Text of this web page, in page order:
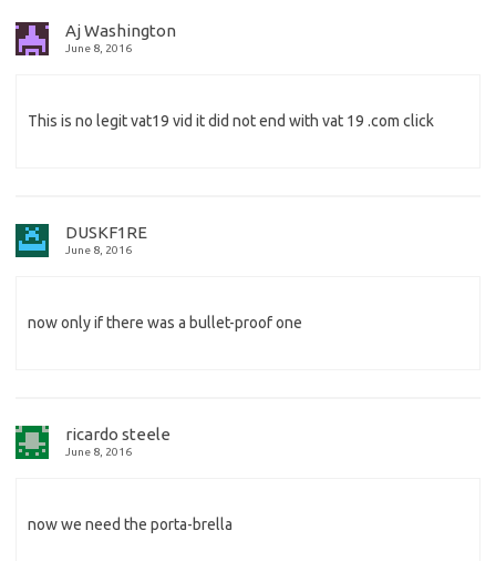
Aj Washington
June 8, 2016
This is no legit vat19 vid it did not end with vat 19 .com click
DUSKF1RE
June 8, 2016
now only if there was a bullet-proof one
ricardo steele
June 8, 2016
now we need the porta-brella